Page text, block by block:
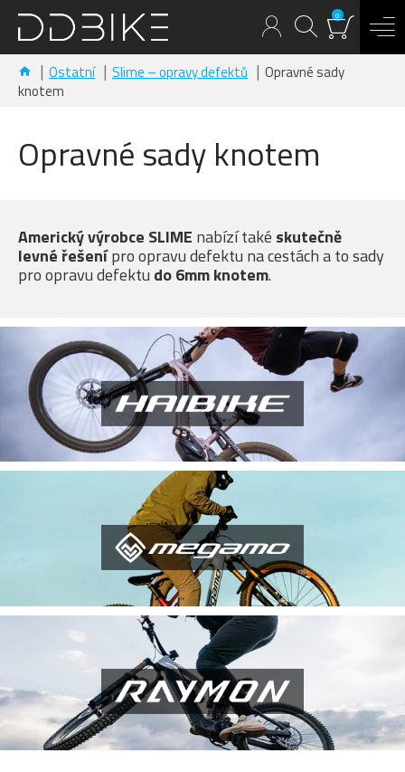
0
Ostatní Slime – opravy defektů
Opravné sady
knotem
Opravné sady knotem
Americký výrobce SLIME nabízí také skutečně
levné řešenípro opravu defektu na cestách a to sady
pro opravu defektu do 6mm knotem.